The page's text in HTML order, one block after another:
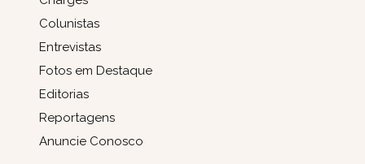
Colunistas
Entrevistas
Fotos em Destaque
Editorias
Reportagens
Anuncie Conosco